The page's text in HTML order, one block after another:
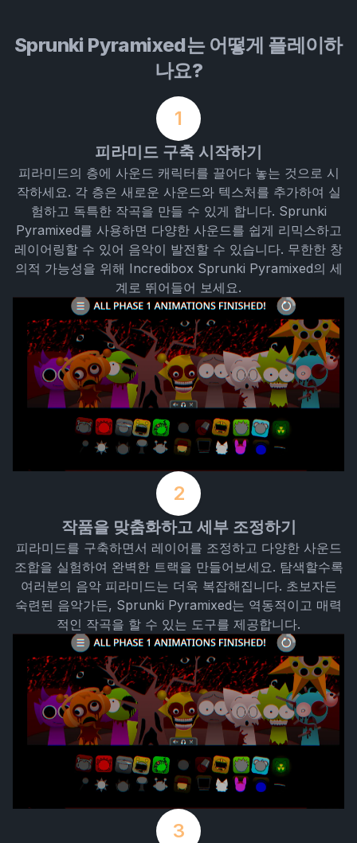
Sprunki Pyramixed는 어떻게 플레이하
나요?
1
피라미드 구축 시작하기
피라미드의 층에 사운드 캐릭터를 끌어다 놓는 것으로 시
작하세요. 각 층은 새로운 사운드와 텍스처를 추가하여 실
험하고 독특한 작곡을 만들 수 있게 합니다. Sprunki
Pyramixed를 사용하면 다양한 사운드를 쉽게 리믹스하고
레이어링할 수 있어 음악이 발전할 수 있습니다. 무한한 창
의적 가능성을 위해 Incredibox Sprunki Pyramixed의 세
계로 뛰어들어 보세요.
2
작품을 맞춤화하고 세부 조정하기
피라미드를 구축하면서 레이어를 조정하고 다양한 사운드
조합을 실험하여 완벽한 트랙을 만들어보세요. 탐색할수록
여러분의 음악 피라미드는 더욱 복잡해집니다. 초보자든
숙련된 음악가든, Sprunki Pyramixed는 역동적이고 매력
적인 작곡을 할 수 있는 도구를 제공합니다.
3